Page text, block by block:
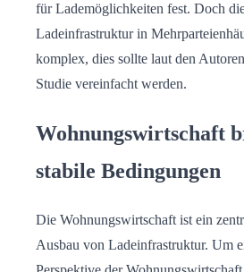
für Lademöglichkeiten fest. Doch
Ladeinfrastruktur in
komplex, dies sollte laut den
Studie vereinfacht werden.
Wohnungswirtschaft
stabile Bedingungen
Die Wohnungswirtschaft ist ein
Ausbau von Ladeinfrastruktur. Um